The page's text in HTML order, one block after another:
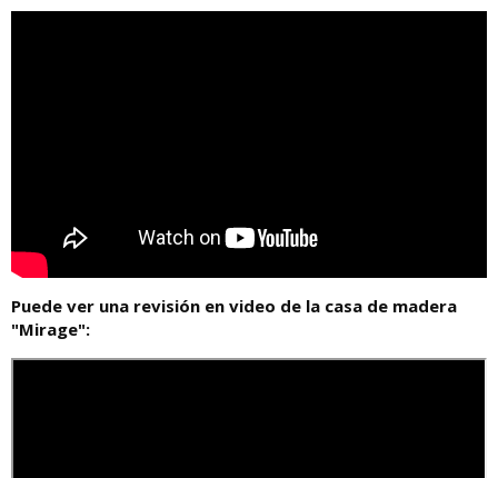
Puede ver una revisión en video de la casa de madera
"Mirage":